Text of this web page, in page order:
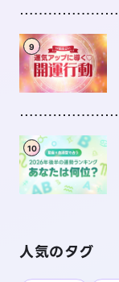
9
10
人気のタグ